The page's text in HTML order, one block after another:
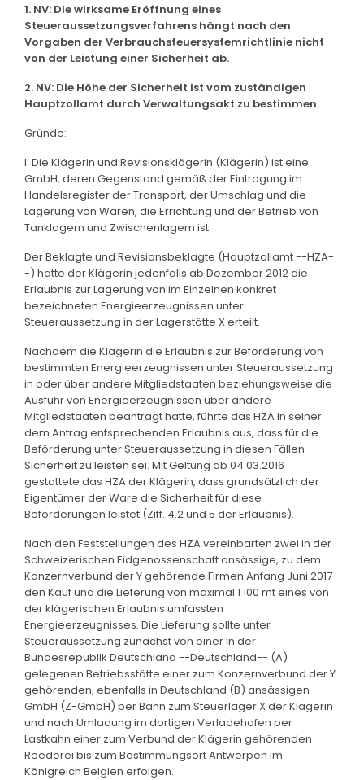
1. NV: Die wirksame Eröffnung eines
Steueraussetzungsverfahrens hängt nach den
Vorgaben der Verbrauchsteuersystemrichtlinie nicht
von der Leistung einer Sicherheit ab.
2. NV: Die Höhe der Sicherheit ist vom zuständigen
Hauptzollamt durch Verwaltungsakt zu bestimmen.
Gründe:
I. Die Klägerin und Revisionsklägerin (Klägerin) ist eine
GmbH, deren Gegenstand gemäß der Eintragung im
Handelsregister der Transport, der Umschlag und die
Lagerung von Waren, die Errichtung und der Betrieb von
Tanklagern und Zwischenlagern ist.
Der Beklagte und Revisionsbeklagte (Hauptzollamt --HZA-
-) hatte der Klägerin jedenfalls ab Dezember 2012 die
Erlaubnis zur Lagerung von im Einzelnen konkret
bezeichneten Energieerzeugnissen unter
Steueraussetzung in der Lagerstätte X erteilt.
Nachdem die Klägerin die Erlaubnis zur Beförderung von
bestimmten Energieerzeugnissen unter Steueraussetzung
in oder über andere Mitgliedstaaten beziehungsweise die
Ausfuhr von Energieerzeugnissen über andere
Mitgliedstaaten beantragt hatte, führte das HZA in seiner
dem Antrag entsprechenden Erlaubnis aus, dass für die
Beförderung unter Steueraussetzung in diesen Fällen
Sicherheit zu leisten sei. Mit Geltung ab 04.03.2016
gestattete das HZA der Klägerin, dass grundsätzlich der
Eigentümer der Ware die Sicherheit für diese
Beförderungen leistet (Ziff. 4.2 und 5 der Erlaubnis).
Nach den Feststellungen des HZA vereinbarten zwei in der
Schweizerischen Eidgenossenschaft ansässige, zu dem
Konzernverbund der Y gehörende Firmen Anfang Juni 2017
den Kauf und die Lieferung von maximal 1 100 mt eines von
der klägerischen Erlaubnis umfassten
Energieerzeugnisses. Die Lieferung sollte unter
Steueraussetzung zunächst von einer in der
Bundesrepublik Deutschland --Deutschland-- (A)
gelegenen Betriebsstätte einer zum Konzernverbund der Y
gehörenden, ebenfalls in Deutschland (B) ansässigen
GmbH (Z-GmbH) per Bahn zum Steuerlager X der Klägerin
und nach Umladung im dortigen Verladehafen per
Lastkahn einer zum Verbund der Klägerin gehörenden
Reederei bis zum Bestimmungsort Antwerpen im
Königreich Belgien erfolgen.